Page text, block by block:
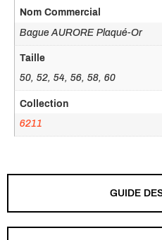
GUIDE
Nom Commercial
Bague AURORE Plaqué-Or
Taille
50, 52, 54, 56, 58, 60
Collection
6211